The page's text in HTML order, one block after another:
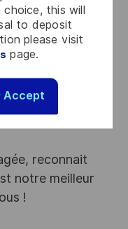
this will
to deposit
please visit
page.
Accept
des exigences
DOORS,
des atouts que l’on
reconnait
notre meilleur
!